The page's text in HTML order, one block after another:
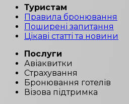
Туристам
Правила бронювання
Поширені запитання
Цікаві статті та новини
Послуги
Авіаквитки
Страхування
Бронювання готелів
Візова підтримка